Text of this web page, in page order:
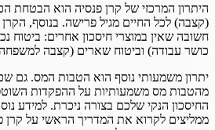
היתרון המרכזי של קרן פנסיה הוא הבטחת
(קצבה) לכל החיים מגיל פרישה. בנוסף,
חשובה שאין במוצרי חיסכון אחרים: ביטוח
כושר עבודה) וביטוח שארים (קצבה
יתרון משמעותי נוסף הוא הטבות המס. גם
מהטבות מס משמעותיות על ההפקדות
החיסכון הנקי שלכם בצורה ניכרת. למידע
ממליצים לקרוא את המדריך הראשי על קרן